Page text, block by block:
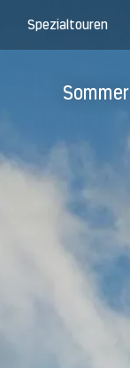
Spezialtouren
Sommer